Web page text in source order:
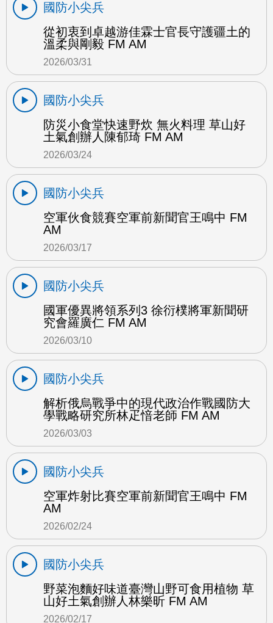
國防小尖兵
從初衷到卓越游佳霖士官長守護疆土的
溫柔與剛毅 FM AM
2026/03/31
國防小尖兵
防災小食堂快速野炊 無火料理 草山好
土氣創辦人陳郁琦 FM AM
2026/03/24
國防小尖兵
空軍伙食競賽空軍前新聞官王鳴中 FM
AM
2026/03/17
國防小尖兵
國軍優異將領系列3 徐衍樸將軍新聞研
究會羅廣仁 FM AM
2026/03/10
國防小尖兵
解析俄烏戰爭中的現代政治作戰國防大
學戰略研究所林疋愔老師 FM AM
2026/03/03
國防小尖兵
空軍炸射比賽空軍前新聞官王鳴中 FM
AM
2026/02/24
國防小尖兵
野菜泡麵好味道臺灣山野可食用植物 草
山好土氣創辦人林樂昕 FM AM
2026/02/17